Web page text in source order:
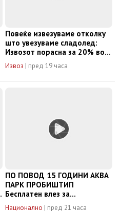
Повеќе извезуваме отколку
што увезуваме сладолед:
Извозот порасна за 20% во
првата половина од 2026
година
Извоз | пред 19 часа
ПО ПОВОД 15 ГОДИНИ АКВА
ПАРК ПРОБИШТИП
Бесплатен влез за
концертите во август
Национално | пред 21 часа